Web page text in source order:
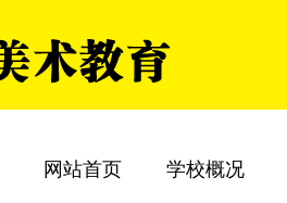
网站首页 学校概况